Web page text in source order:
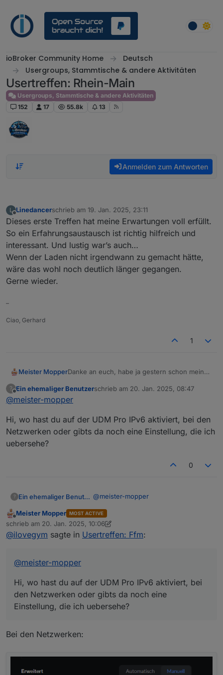
ioBroker Community Home
Deutsch
Usergroups, Stammtische & andere Aktivitäten
Usertreffen: Rhein-Main
Usergroups, Stammtische & andere Aktivitäten
152
17 55.8k 13
Anmelden zum Antworten
L Linedancerschrieb am 19. Jan. 2025, 23:11
zuletzt editiert von
Dieses erste Treffen hat meine Erwartungen voll erfüllt.
So ein Erfahrungsaustausch ist richtig hilfreich und
interessant. Und lustig war’s auch…
Wenn der Laden nicht irgendwann zu gemacht hätte,
wäre das wohl noch deutlich länger gegangen.
Gerne wieder.
–
Ciao, Gerhard
1
Meister MopperDanke an euch, habe ja gestern schon meine
Vielleicht können wir ja eines der gestrigen
Themen hier weiterführen (ist ja jetzt unser
Ich habe IPv6 in meiner udmpro aktiviert,
cloudflared und unbound auf dem pihole
?
Offline
Ein ehemaliger Benutzerschrieb am 20. Jan. 2025, 08:47
zuletzt editiert von
@meister-mopper
Hi, wo hast du auf der UDM Pro IPv6 aktiviert, bei den
Netzwerken oder gibts da noch eine Einstellung, die ich
uebersehe?
0
? Ein ehemaliger Benutzer @meister-mopper
Hi, wo hast du auf der UDM Pro IPv6
aktiviert, bei den Netzwerken oder
gibts da noch eine Einstellung, die ich
Offline
Meister Mopper MOST ACTIVE
schrieb am 20. Jan. 2025, 10:06
zuletzt editiert von Meister Mopper
@ilovegym sagte in Usertreffen: Ffm:
@meister-mopper
Hi, wo hast du auf der UDM Pro IPv6 aktiviert, bei
den Netzwerken oder gibts da noch eine
Einstellung, die ich uebersehe?
Bei den Netzwerken: